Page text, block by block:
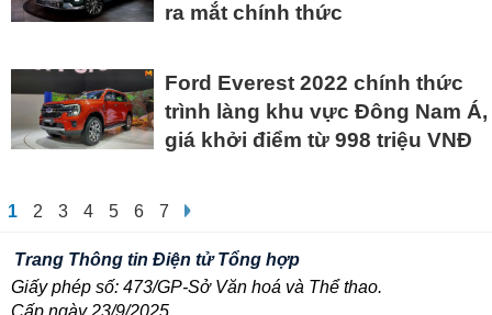
ra mắt chính thức
Ford Everest 2022 chính thức
trình làng khu vực Đông Nam Á,
giá khởi điểm từ 998 triệu VNĐ
1 2 3 4 5 6 7
Trang Thông tin Điện tử Tổng hợp
Giấy phép số: 473/GP-Sở Văn hoá và Thể thao.